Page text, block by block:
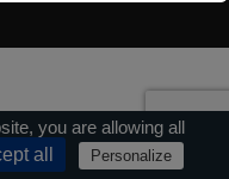
you are allowing all
all Personalize